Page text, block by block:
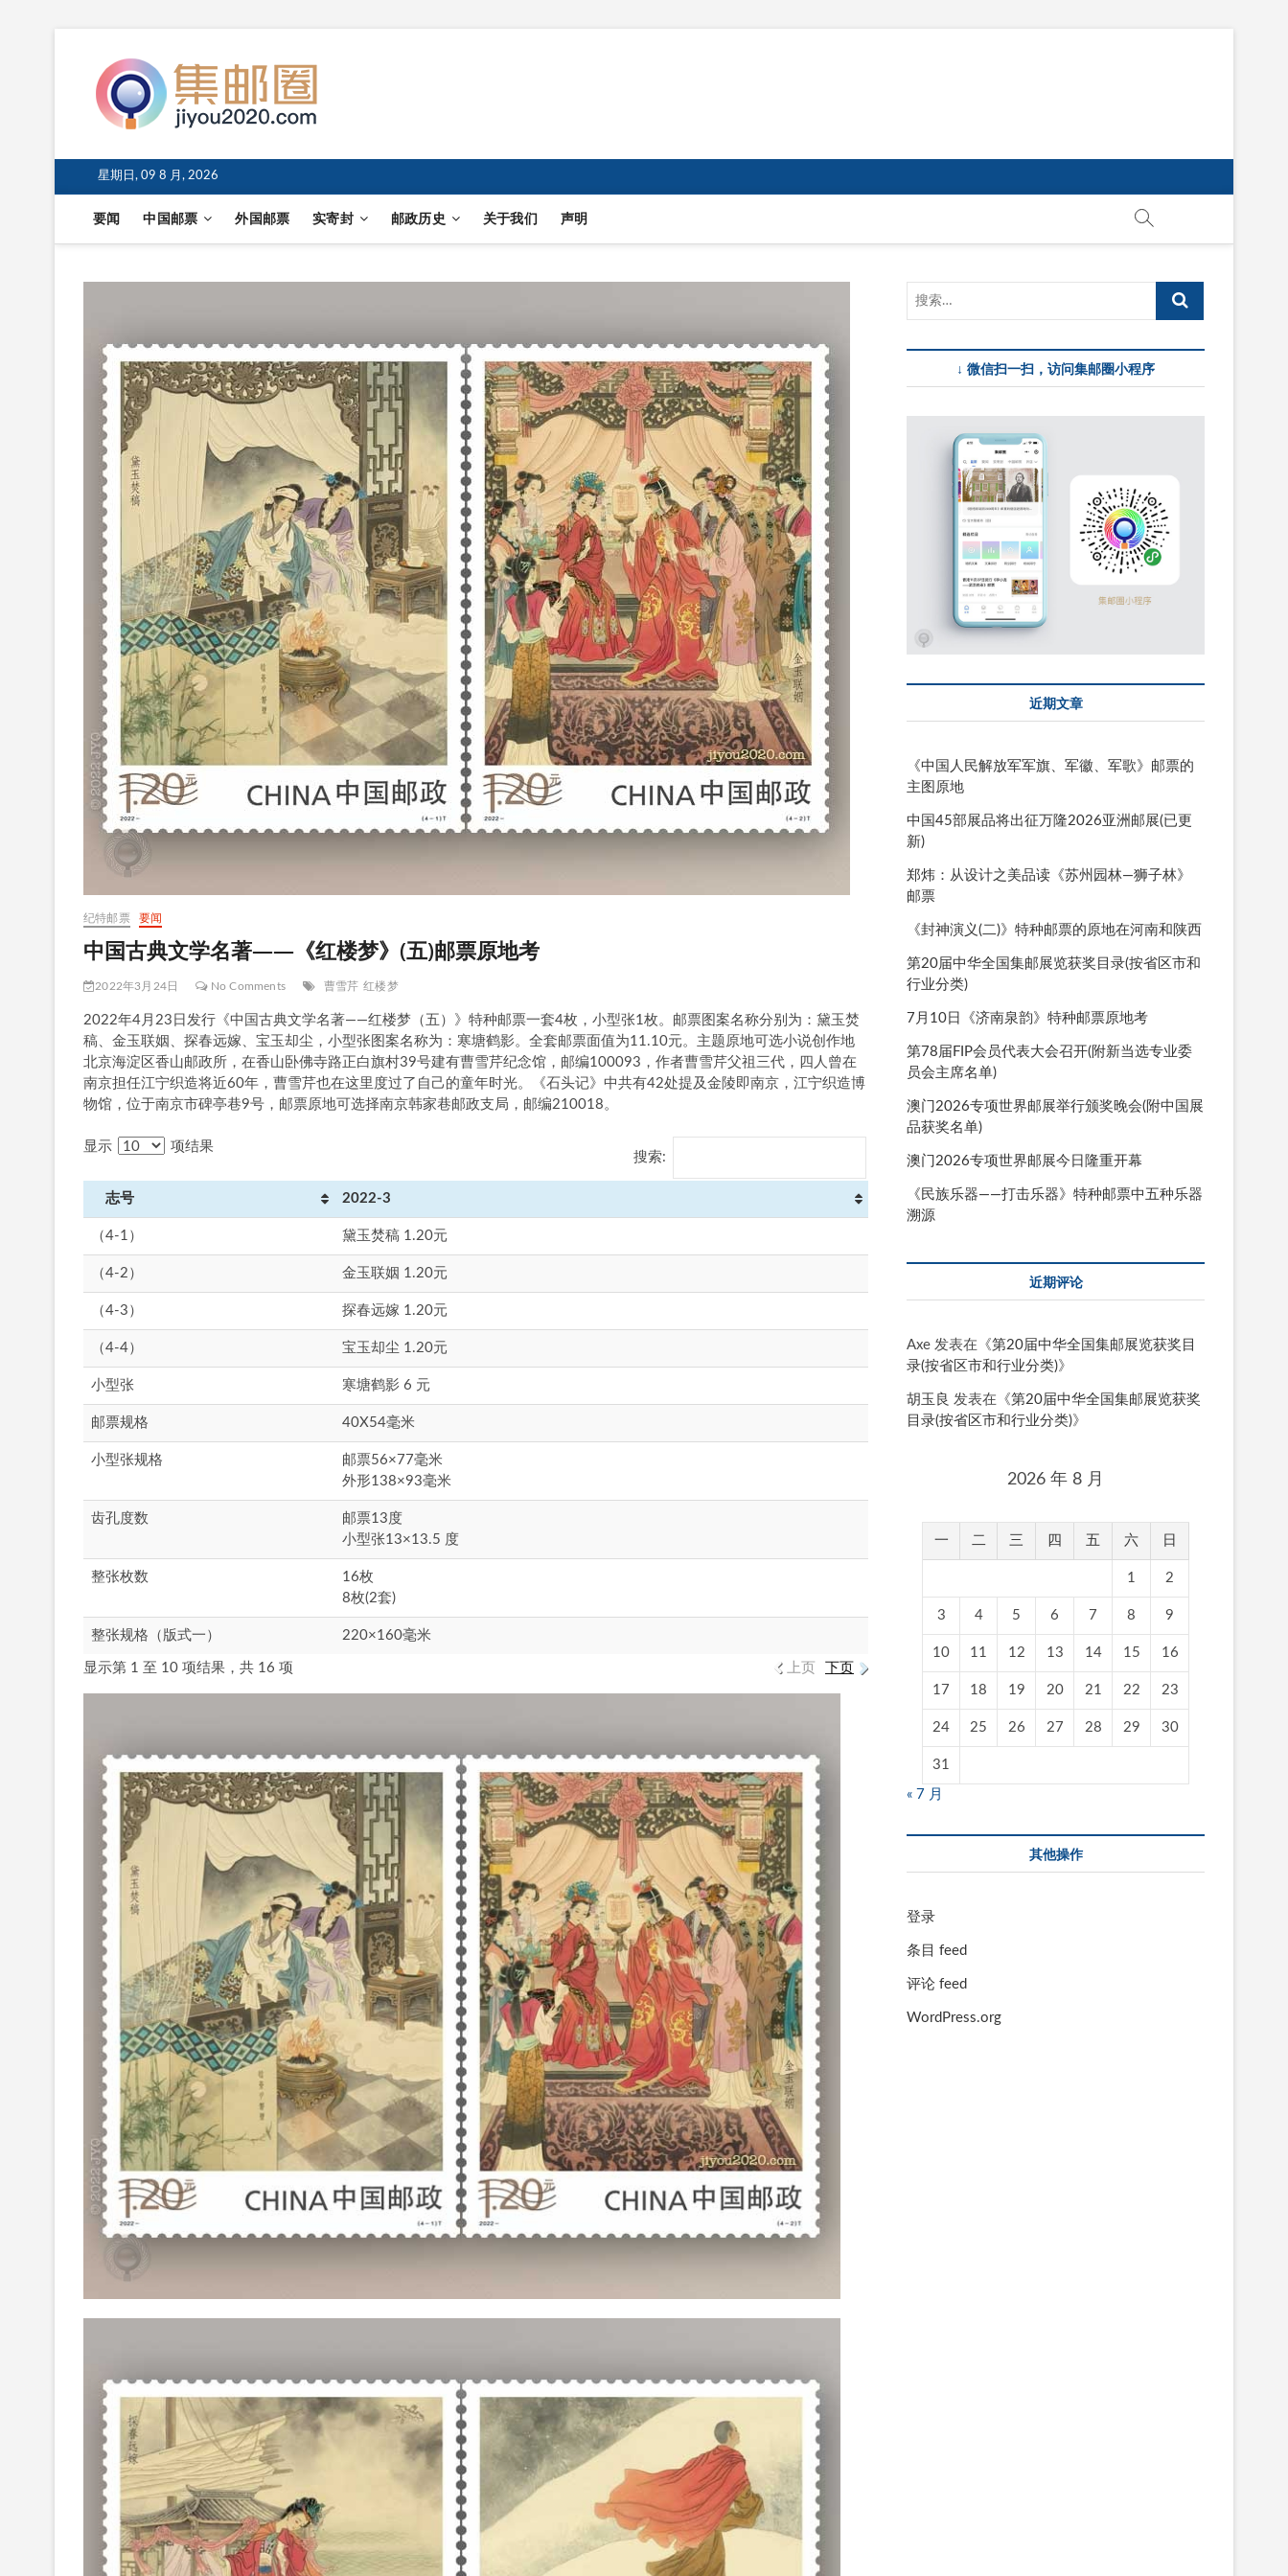
星期日, 09 8 月, 2026
要闻 中国邮票 外国邮票 实寄封 邮政历史 关于我们 声明
纪特邮票 要闻
中国古典文学名著——《红楼梦》(五)邮票原地考
2022年3月24日 No Comments 曹雪芹 红楼梦
2022年4月23日发行《中国古典文学名著——红楼梦（五）》特种邮票一套4枚，小型张1枚。邮票图案名称分别为：黛玉焚
稿、金玉联姻、探春远嫁、宝玉却尘，小型张图案名称为：寒塘鹤影。全套邮票面值为11.10元。主题原地可选小说创作地
北京海淀区香山邮政所，在香山卧佛寺路正白旗村39号建有曹雪芹纪念馆，邮编100093，作者曹雪芹父祖三代，四人曾在
南京担任江宁织造将近60年，曹雪芹也在这里度过了自己的童年时光。《石头记》中共有42处提及金陵即南京，江宁织造博
物馆，位于南京市碑亭巷9号，邮票原地可选择南京韩家巷邮政支局，邮编210018。
显示 项结果
搜索:
志号 2022-3
（4-1） 黛玉焚稿 1.20元
（4-2） 金玉联姻 1.20元
（4-3） 探春远嫁 1.20元
（4-4） 宝玉却尘 1.20元
小型张 寒塘鹤影 6 元
邮票规格 40X54毫米
小型张规格
邮票56×77毫米
外形138×93毫米
齿孔度数
邮票13度
小型张13×13.5 度
整张枚数
16枚
8枚(2套)
整张规格（版式一） 220×160毫米
显示第 1 至 10 项结果，共 16 项 上页 下页
↓ 微信扫一扫，访问集邮圈小程序
近期文章
《中国人民解放军军旗、军徽、军歌》邮票的
主图原地
中国45部展品将出征万隆2026亚洲邮展(已更
新)
郑炜：从设计之美品读《苏州园林—狮子林》
邮票
《封神演义(二)》特种邮票的原地在河南和陕西
第20届中华全国集邮展览获奖目录(按省区市和
行业分类)
7月10日《济南泉韵》特种邮票原地考
第78届FIP会员代表大会召开(附新当选专业委
员会主席名单)
澳门2026专项世界邮展举行颁奖晚会(附中国展
品获奖名单)
澳门2026专项世界邮展今日隆重开幕
《民族乐器——打击乐器》特种邮票中五种乐器
溯源
近期评论
Axe 发表在《第20届中华全国集邮展览获奖目
录(按省区市和行业分类)》
胡玉良 发表在《第20届中华全国集邮展览获奖
目录(按省区市和行业分类)》
2026 年 8 月
一 二 三 四 五 六 日
1 2
3 4 5 6 7 8 9
10 11 12 13 14 15 16
17 18 19 20 21 22 23
24 25 26 27 28 29 30
31
« 7 月
其他操作
登录
条目 feed
评论 feed
WordPress.org